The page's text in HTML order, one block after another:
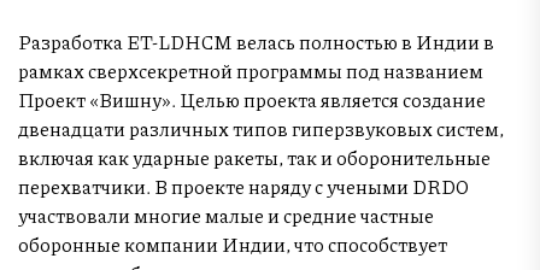
Разработка ET-LDHCM велась полностью в Индии в
рамках сверхсекретной программы под названием
Проект «Вишну». Целью проекта является создание
двенадцати различных типов гиперзвуковых систем,
включая как ударные ракеты, так и оборонительные
перехватчики. В проекте наряду с учеными DRDO
участвовали многие малые и средние частные
оборонные компании Индии, что способствует